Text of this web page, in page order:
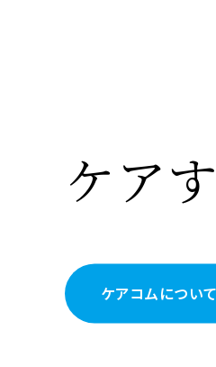
ケア
ケアコムについて
AIで
転倒